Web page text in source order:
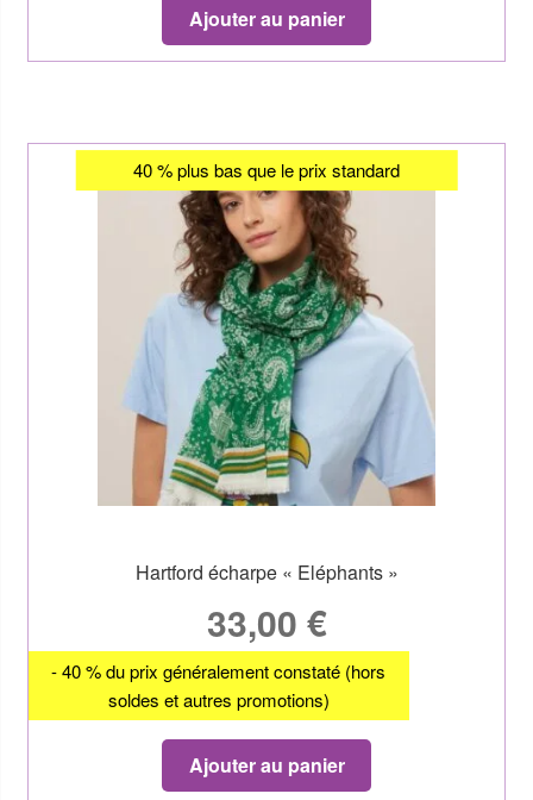
Ajouter au panier
40 % plus bas que le prix standard
Hartford écharpe « Eléphants »
33,00 €
- 40 % du prix généralement constaté (hors
soldes et autres promotions)
Ajouter au panier